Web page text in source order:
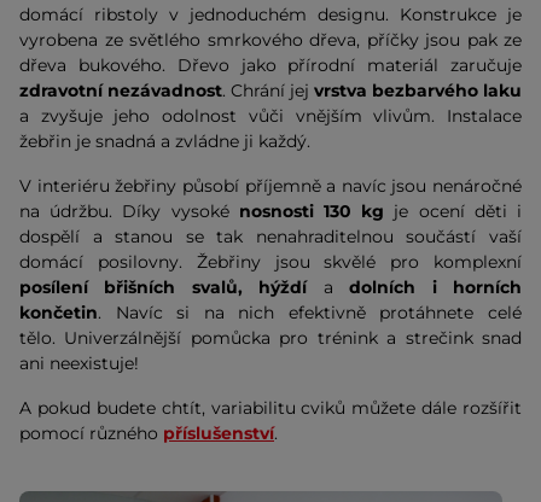
domácí ribstoly v jednoduchém designu. Konstrukce je
vyrobena ze světlého smrkového dřeva, příčky jsou pak ze
dřeva bukového. Dřevo jako přírodní materiál zaručuje
zdravotní nezávadnost. Chrání jej vrstva bezbarvého laku
a zvyšuje jeho odolnost vůči vnějším vlivům. Instalace
žebřin je snadná a zvládne ji každý.
V interiéru žebřiny působí příjemně a navíc jsou nenáročné
na údržbu. Díky vysoké nosnosti 130 kg je ocení děti i
dospělí a stanou se tak nenahraditelnou součástí vaší
domácí posilovny. Žebřiny jsou skvělé pro komplexní
posílení břišních svalů, hýždíadolních i horních
končetin. Navíc si na nich efektivně protáhnete celé
tělo. Univerzálnější pomůcka pro trénink a strečink snad
ani neexistuje!
A pokud budete chtít, variabilitu cviků můžete dále rozšířit
pomocí různého příslušenství.